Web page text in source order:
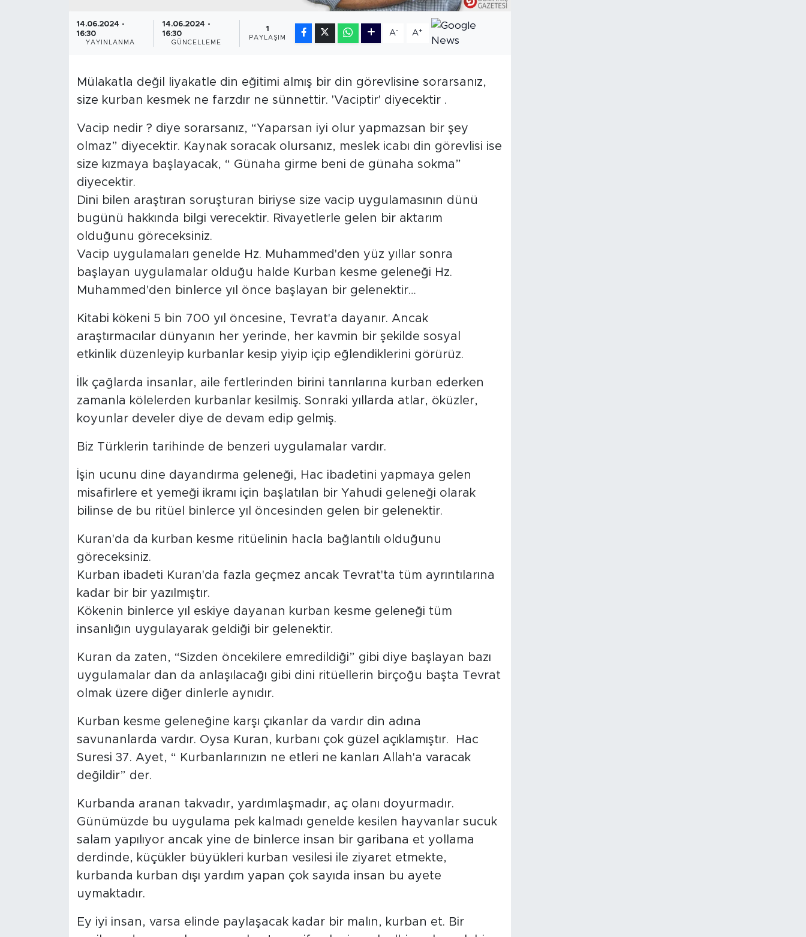
14.06.2024 -
16:30
YAYINLANMA
14.06.2024 -
16:30
GÜNCELLEME
1
PAYLAŞIM
A- A+
Mülakatla değil liyakatle din eğitimi almış bir din görevlisine sorarsanız,
size kurban kesmek ne farzdır ne sünnettir. 'Vaciptir' diyecektir .
Vacip nedir ? diye sorarsanız, “Yaparsan iyi olur yapmazsan bir şey
olmaz” diyecektir. Kaynak soracak olursanız, meslek icabı din görevlisi ise
size kızmaya başlayacak, “ Günaha girme beni de günaha sokma”
diyecektir.
Dini bilen araştıran soruşturan biriyse size vacip uygulamasının dünü
bugünü hakkında bilgi verecektir. Rivayetlerle gelen bir aktarım
olduğunu göreceksiniz.
Vacip uygulamaları genelde Hz. Muhammed'den yüz yıllar sonra
başlayan uygulamalar olduğu halde Kurban kesme geleneği Hz.
Muhammed'den binlerce yıl önce başlayan bir gelenektir…
Kitabi kökeni 5 bin 700 yıl öncesine, Tevrat'a dayanır. Ancak
araştırmacılar dünyanın her yerinde, her kavmin bir şekilde sosyal
etkinlik düzenleyip kurbanlar kesip yiyip içip eğlendiklerini görürüz.
İlk çağlarda insanlar, aile fertlerinden birini tanrılarına kurban ederken
zamanla kölelerden kurbanlar kesilmiş. Sonraki yıllarda atlar, öküzler,
koyunlar develer diye de devam edip gelmiş.
Biz Türklerin tarihinde de benzeri uygulamalar vardır.
İşin ucunu dine dayandırma geleneği, Hac ibadetini yapmaya gelen
misafirlere et yemeği ikramı için başlatılan bir Yahudi geleneği olarak
bilinse de bu ritüel binlerce yıl öncesinden gelen bir gelenektir.
Kuran'da da kurban kesme ritüelinin hacla bağlantılı olduğunu
göreceksiniz.
Kurban ibadeti Kuran'da fazla geçmez ancak Tevrat'ta tüm ayrıntılarına
kadar bir bir yazılmıştır.
Kökenin binlerce yıl eskiye dayanan kurban kesme geleneği tüm
insanlığın uygulayarak geldiği bir gelenektir.
Kuran da zaten, “Sizden öncekilere emredildiği” gibi diye başlayan bazı
uygulamalar dan da anlaşılacağı gibi dini ritüellerin birçoğu başta Tevrat
olmak üzere diğer dinlerle aynıdır.
Kurban kesme geleneğine karşı çıkanlar da vardır din adına
savunanlarda vardır. Oysa Kuran, kurbanı çok güzel açıklamıştır. Hac
Suresi 37. Ayet, “ Kurbanlarınızın ne etleri ne kanları Allah'a varacak
değildir” der.
Kurbanda aranan takvadır, yardımlaşmadır, aç olanı doyurmadır.
Günümüzde bu uygulama pek kalmadı genelde kesilen hayvanlar sucuk
salam yapılıyor ancak yine de binlerce insan bir garibana et yollama
derdinde, küçükler büyükleri kurban vesilesi ile ziyaret etmekte,
kurbanda kurban dışı yardım yapan çok sayıda insan bu ayete
uymaktadır.
Ey iyi insan, varsa elinde paylaşacak kadar bir malın, kurban et. Bir